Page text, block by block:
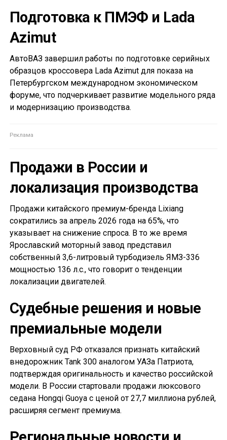
Подготовка к ПМЭФ и Lada
Azimut
АвтоВАЗ завершил работы по подготовке серийных
образцов кроссовера Lada Azimut для показа на
Петербургском международном экономическом
форуме, что подчеркивает развитие модельного ряда
и модернизацию производства.
Продажи в России и
локализация производства
Продажи китайского премиум-бренда Lixiang
сократились за апрель 2026 года на 65%, что
указывает на снижение спроса. В то же время
Ярославский моторный завод представил
собственный 3,6-литровый турбодизель ЯМЗ-336
мощностью 136 л.с., что говорит о тенденции
локализации двигателей.
Судебные решения и новые
премиальные модели
Верховный суд РФ отказался признать китайский
внедорожник Tank 300 аналогом УАЗа Патриота,
подтверждая оригинальность и качество российской
модели. В России стартовали продажи люксового
седана Hongqi Guoya с ценой от 27,7 миллиона рублей,
расширяя сегмент премиума.